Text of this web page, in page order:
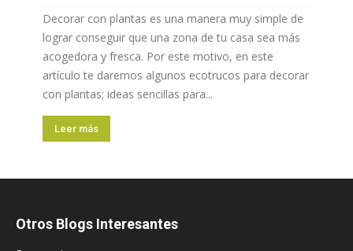
Decorar con plantas es una manera muy simple de
lograr conseguir que una zona de tu casa sea más
acogedora y fresca. Por este motivo, en este
artículo te daremos algunos ecotrucos para decorar
con plantas; ideas sencillas para...
Leer más
Otros Blogs Interesantes